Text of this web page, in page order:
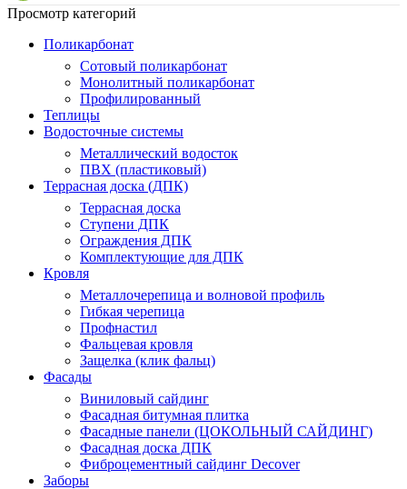
Просмотр категорий
Поликарбонат
Сотовый поликарбонат
Монолитный поликарбонат
Профилированный
Теплицы
Водосточные системы
Металлический водосток
ПВХ (пластиковый)
Террасная доска (ДПК)
Террасная доска
Ступени ДПК
Ограждения ДПК
Комплектующие для ДПК
Кровля
Металлочерепица и волновой профиль
Гибкая черепица
Профнастил
Фальцевая кровля
Защелка (клик фальц)
Фасады
Виниловый сайдинг
Фасадная битумная плитка
Фасадные панели (ЦОКОЛЬНЫЙ САЙДИНГ)
Фасадная доска ДПК
Фиброцементный сайдинг Decover
Заборы